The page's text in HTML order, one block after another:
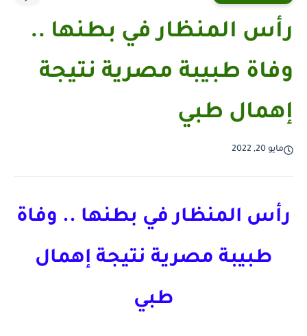
رأس المنظار في بطنها ..
وفاة طبيبة مصرية نتيجة
إهمال طبي
مايو 20, 2022
رأس المنظار في بطنها .. وفاة
طبيبة مصرية نتيجة إهمال
طبي